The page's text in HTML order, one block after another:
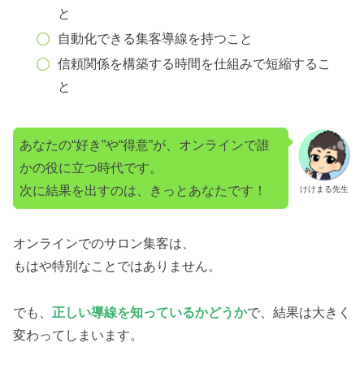
と
自動化できる集客導線を持つこと
信頼関係を構築する時間を仕組みで短縮するこ
と
けけまる先生
あなたの“好き”や“得意”が、オンラインで誰
かの役に立つ時代です。
次に結果を出すのは、きっとあなたです！
オンラインでのサロン集客は、
もはや特別なことではありません。
でも、 正しい導線を知っているかどうかで、結果は大きく
変わってしまいます。